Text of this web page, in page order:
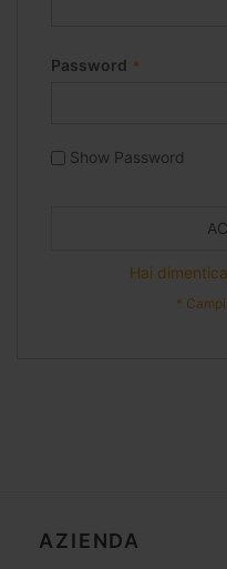
Password
Show Password
Hai
AZIENDA